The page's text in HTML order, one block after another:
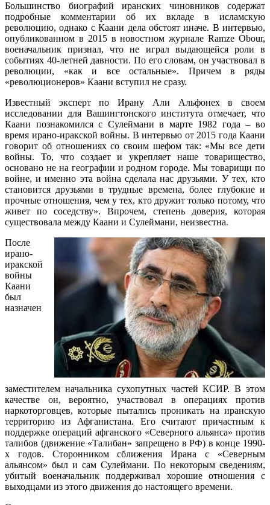
Большинство биографий иранских чиновников содержат
подробные комментарии об их вкладе в исламскую
революцию, однако с Каани дела обстоят иначе. В интервью,
опубликованном в 2015 в новостном журнале Ramze Obour,
военачальник признал, что не играл выдающейся роли в
событиях 40-летней давности. По его словам, он участвовал в
революции, «как и все остальные». Причем в ряды
«революционеров» Каани вступил не сразу.
Известный эксперт по Ирану Али Альфонех в своем
исследовании для Вашингтонского института отмечает, что
Каани познакомился с Сулеймани в марте 1982 года – во
время ирано-иракской войны. В интервью от 2015 года Каани
говорит об отношениях со своим шефом так: «Мы все дети
войны. То, что создает и укрепляет наше товарищество,
основано не на географии и родном городе. Мы товарищи по
войне, и именно эта война сделала нас друзьями. У тех, кто
становится друзьями в трудные времена, более глубокие и
прочные отношения, чем у тех, кто дружит только потому, что
живет по соседству». Впрочем, степень доверия, которая
существовала между Каани и Сулеймани, неизвестна.
После
ирано-
иракской
войны
Каани
был
назначен
заместителем начальника сухопутных частей КСИР. В этом
качестве он, вероятно, участвовал в операциях против
наркоторговцев, которые пытались проникать на иранскую
территорию из Афганистана. Его считают причастным к
поддержке операций афганского «Северного альянса» против
талибов (движение «Талибан» запрещено в РФ) в конце 1990-
х годов. Сторонником сближения Ирана с «Северным
альянсом» был и сам Сулеймани. По некоторым сведениям,
убитый военачальник поддерживал хорошие отношения с
выходцами из этого движения до настоящего времени.